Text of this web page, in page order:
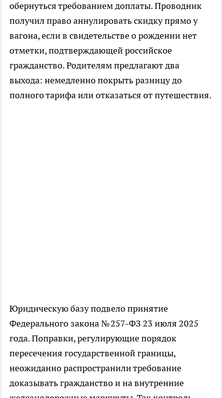
обернуться требованием доплаты. Проводник
получил право аннулировать скидку прямо у
вагона, если в свидетельстве о рождении нет
отметки, подтверждающей российское
гражданство. Родителям предлагают два
выхода: немедленно покрыть разницу до
полного тарифа или отказаться от путешествия.
Юридическую базу подвело принятие
Федерального закона № 257-ФЗ 23 июля 2025
года. Поправки, регулирующие порядок
пересечения государственной границы,
неожиданно распространили требование
доказывать гражданство и на внутренние